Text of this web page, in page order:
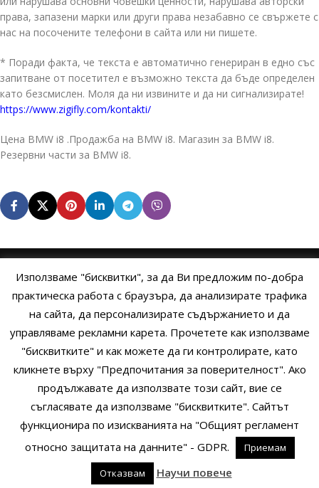
права, запазени марки или други права незабавно се свържете с
нас на посочените телефони в сайта или ни пишете.
* Поради факта, че текста е автоматично генериран в едно със
запитване от посетител е възможно текста да бъде определен
като безсмислен. Моля да ни извините и да ни сигнализирате!
https://www.zigifly.com/kontakti/
Цена BMW i8 .Продажба на BMW i8. Магазин за BMW i8.
Резервни части за BMW i8.
ОБЩИ УСЛОВИЯ УСЛОВИЯ И ПРАВИЛА
ПОЛИТИКА НА БИСКВИТКИТЕПОЛИТИКА ЗА ПОВЕРИТЕЛНОСТ
Copyright © 2014 - 2024 Zigifly.com — Developed by We Work With
You
Използваме "бисквитки", за да Ви предложим по-добра
практическа работа с браузъра, да анализирате трафика
на сайта, да персонализирате съдържанието и да
управляваме рекламни карета. Прочетете как използваме
"бисквитките" и как можете да ги контролирате, като
кликнете върху "Предпочитания за поверителност". Ако
продължавате да използвате този сайт, вие се
съгласявате да използваме "бисквитките". Сайтът
функционира по изискванията на "Общият регламент
относно защитата на данните" - GDPR.
Приемам
Отказвам
Научи повече